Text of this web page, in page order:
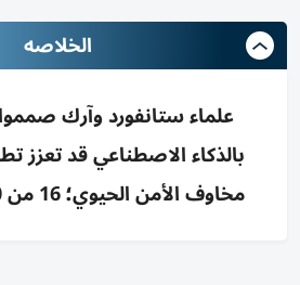
الخلاصه
علماء ستانفورد وآرك
بالذكاء الاصطناعي قد تعزز
مخاوف الأمن الحيوي؛ 16 من 300 قابلة للحياة